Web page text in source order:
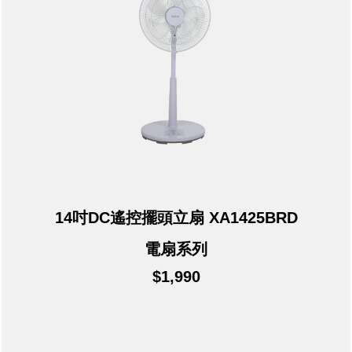
14吋DC遙控擺頭立扇 XA1425BRD
電扇系列
$1,990